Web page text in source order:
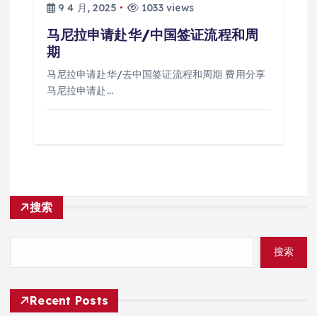
9 4 月, 2025
1033 views
马尼拉申请赴华/中国签证流程和周
期
马尼拉申请赴华/去中国签证流程和周期 费用分享
马尼拉申请赴…
搜索
搜索
Recent Posts